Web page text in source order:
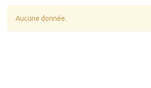
Aucune donnée.